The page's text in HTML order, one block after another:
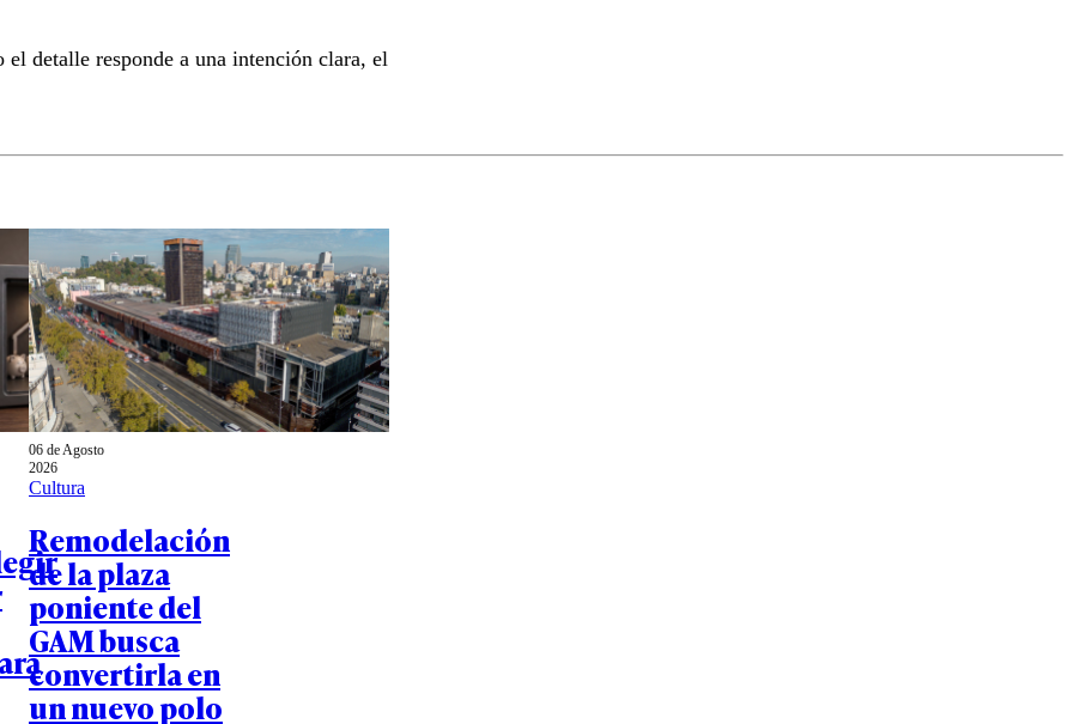
detalle responde a una intención clara, el
06 de Agosto
2026
Cultura
Remodelación
de la plaza
poniente del
GAM busca
convertirla en
un nuevo polo